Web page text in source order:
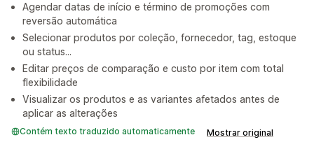
Agendar datas de início e término de promoções com
reversão automática
Selecionar produtos por coleção, fornecedor, tag, estoque
ou status...
Editar preços de comparação e custo por item com total
flexibilidade
Visualizar os produtos e as variantes afetados antes de
aplicar as alterações
Contém texto traduzido automaticamente Mostrar original